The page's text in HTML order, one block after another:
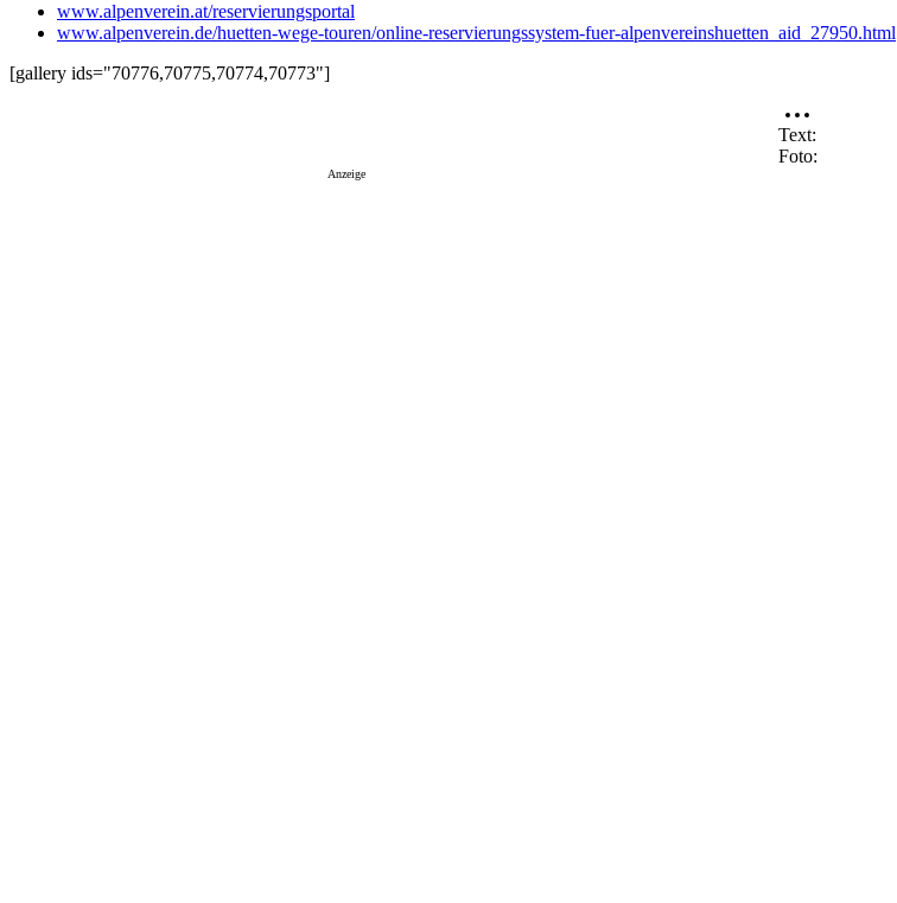
www.alpenverein.at/reservierungsportal
www.alpenverein.de/huetten-wege-touren/online-reservierungssystem-fuer-alpenvereinshuetten_aid_27950.html
[gallery ids="70776,70775,70774,70773"]
Text
Foto
Anzeige